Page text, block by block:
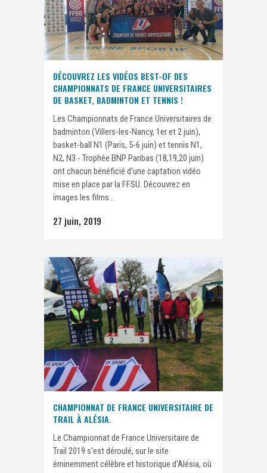
DÉCOUVREZ LES VIDÉOS BEST-OF DES
CHAMPIONNATS DE FRANCE UNIVERSITAIRES
DE BASKET, BADMINTON ET TENNIS !
Les Championnats de France Universitaires de
badminton (Villers-les-Nancy, 1er et 2 juin),
basket-ball N1 (Paris, 5-6 juin) et tennis N1,
N2, N3 - Trophée BNP Paribas (18,19,20 juin)
ont chacun bénéficié d'une captation vidéo
mise en place par la FFSU. Découvrez en
images les films...
27 juin, 2019
CHAMPIONNAT DE FRANCE UNIVERSITAIRE DE
TRAIL À ALÉSIA.
Le Championnat de France Universitaire de
Trail 2019 s'est déroulé, sur le site
éminemment célèbre et historique d'Alésia, où